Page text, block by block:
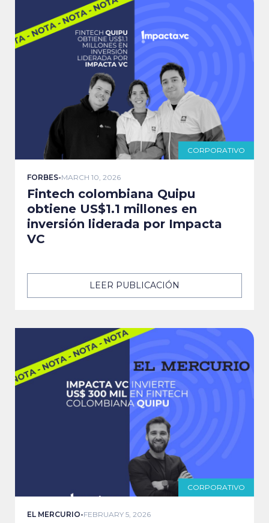
CORPORATIVO
FORBES-MARCH 10, 2026
Fintech colombiana Quipu
obtiene US$1.1 millones en
inversión liderada por Impacta
VC
LEER PUBLICACIÓN
CORPORATIVO
EL MERCURIO-FEBRUARY 5, 2026